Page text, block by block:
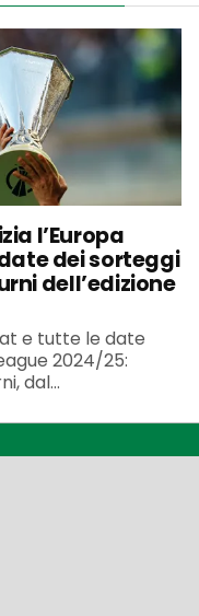
l’Europa
dei sorteggi
dell’edizione
e tutte le date
2024/25:
dal...